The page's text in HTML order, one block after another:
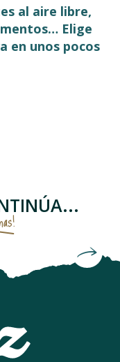
al aire libre,
Elige
en unos pocos
aux
- SAUT À